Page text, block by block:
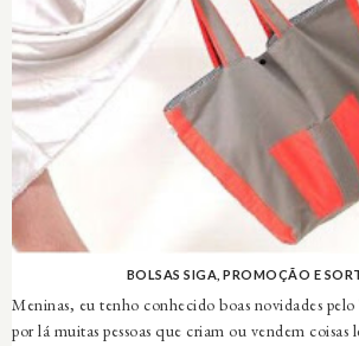
BOLSAS SIGA, PROMOÇÃO E
Meninas, eu tenho conhecido boas novidades
por lá muitas pessoas que criam ou vendem coisas